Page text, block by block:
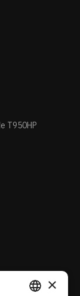
T950HP
×